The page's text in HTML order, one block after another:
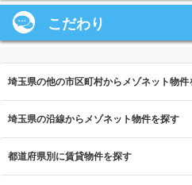
こだわり
埼玉県の他の市区町村からメゾネット物件
埼玉県の沿線からメゾネット物件を探す
都道府県別に賃貸物件を探す